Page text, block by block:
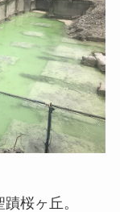
桜ヶ丘。